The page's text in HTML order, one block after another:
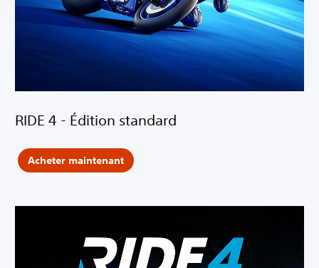
RIDE 4 - Édition standard
Acheter maintenant